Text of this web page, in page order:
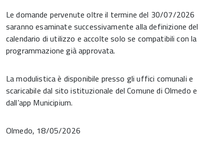
Le domande pervenute oltre il termine del 30/07/2026
saranno esaminate successivamente alla definizione del
calendario di utilizzo e accolte solo se compatibili con la
programmazione già approvata.
La modulistica è disponibile presso gli uffici comunali e
scaricabile dal sito istituzionale del Comune di Olmedo e
dall’app Municipium.
Olmedo, 18/05/2026